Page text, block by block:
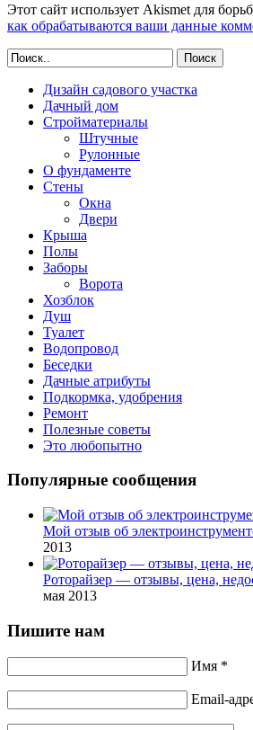
Этот сайт использует Akismet для
как обрабатываются ваши данные
Поиск
Дизайн садового участка
Дачный дом
Стройматериалы
Штучные
Рулонные
О фундаменте
Стены
Окна
Двери
Крыша
Полы
Заборы
Ворота
Хозблок
Душ
Туалет
Водопровод
Беседки
Дачные атрибуты
Подкормка, удобрения
Ремонт
Полезные советы
Это любопытно
Популярные сообщения
Мой отзыв об
2013
Роторайзер — отзывы, цена,
мая 2013
Пишите нам
Имя *
Email-